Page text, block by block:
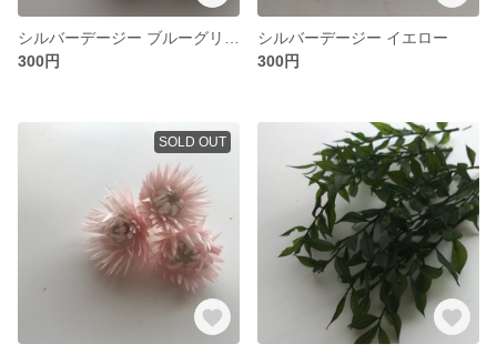
300円
シルバーデージー イエロー
300円
SOLD OUT